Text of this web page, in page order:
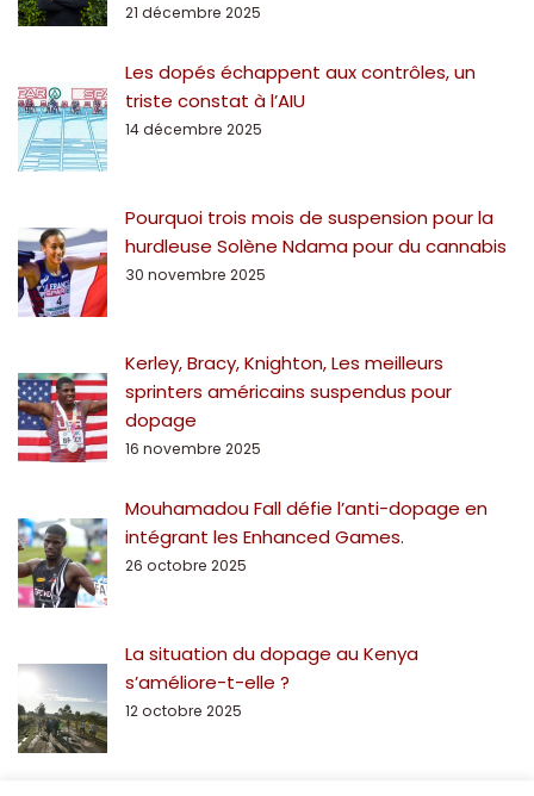
21 décembre 2025
Les dopés échappent aux contrôles, un
triste constat à l’AIU
14 décembre 2025
Pourquoi trois mois de suspension pour la
hurdleuse Solène Ndama pour du cannabis
30 novembre 2025
Kerley, Bracy, Knighton, Les meilleurs
sprinters américains suspendus pour
dopage
16 novembre 2025
Mouhamadou Fall défie l’anti-dopage en
intégrant les Enhanced Games.
26 octobre 2025
La situation du dopage au Kenya
s’améliore-t-elle ?
12 octobre 2025